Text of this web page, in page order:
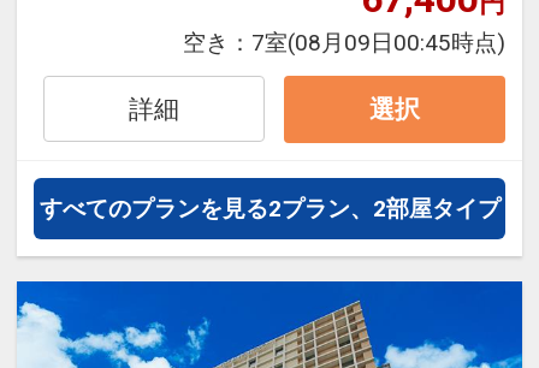
空き： 7室(08月09日00:45時点)
詳細 選択
すべてのプランを見る2プラン、2部屋タイプ